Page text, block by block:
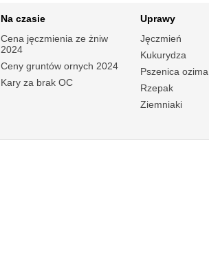
Na czasie
Cena jęczmienia ze żniw
2024
Ceny gruntów ornych 2024
Kary za brak OC
Uprawy
Jęczmień
Kukurydza
Pszenica ozima
Rzepak
Ziemniaki